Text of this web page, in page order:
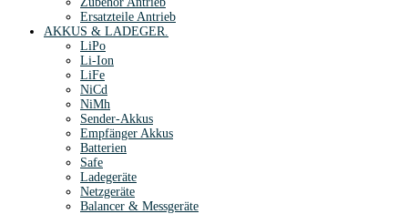
Ersatzteile Antrieb
AKKUS & LADEGER.
LiPo
Li-Ion
LiFe
NiCd
NiMh
Sender-Akkus
Empfänger Akkus
Batterien
Safe
Ladegeräte
Netzgeräte
Balancer & Messgeräte